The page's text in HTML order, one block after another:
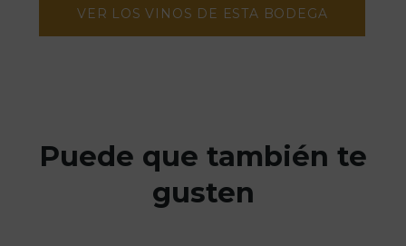
VER LOS VINOS DE ESTA BODEGA
Puede que también te
gusten